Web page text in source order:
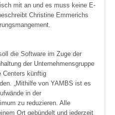
mit an und es muss keine E-
Christine Emmerichs
die Software im Zuge der
der Unternehmensgruppe
Centers künftig
„Mithilfe von YAMBS ist es
in der
zu reduzieren. Alle
Ort gebündelt und jederzeit